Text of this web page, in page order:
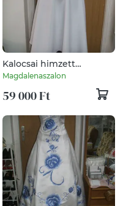
Kalocsai himzett
menyasszonyi,
menyecske, alkalmi ruha.
Magdalenaszalon
59 000 Ft